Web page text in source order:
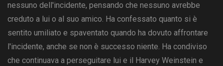
nessuno dell'incidente, pensando che nessuno avrebbe
creduto a lui o al suo amico. Ha confessato quanto si è
sentito umiliato e spaventato quando ha dovuto affrontare
l'incidente, anche se non è successo niente. Ha condiviso
che continuava a perseguitare lui e il Harvey Weinstein e